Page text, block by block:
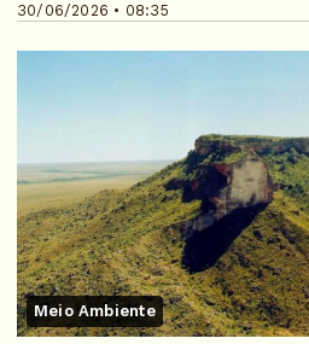
30/06/2026 • 08:35
Meio Ambiente